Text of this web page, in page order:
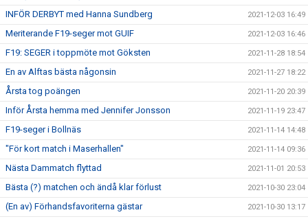
INFÖR DERBYT med Hanna Sundberg 2021-12-03 16:49
Meriterande F19-seger mot GUIF 2021-12-03 16:46
F19: SEGER i toppmöte mot Göksten 2021-11-28 18:54
En av Alftas bästa någonsin 2021-11-27 18:22
Årsta tog poängen 2021-11-20 20:39
Inför Årsta hemma med Jennifer Jonsson 2021-11-19 23:47
F19-seger i Bollnäs 2021-11-14 14:48
"För kort match i Maserhallen" 2021-11-14 09:36
Nästa Dammatch flyttad 2021-11-01 20:53
Bästa (?) matchen och ändå klar förlust 2021-10-30 23:04
(En av) Förhandsfavoriterna gästar 2021-10-30 13:17